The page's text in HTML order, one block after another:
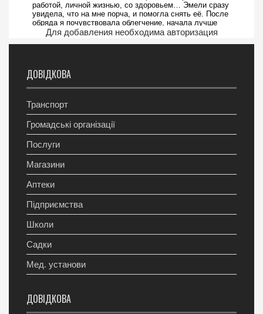
Для добавления необходима авторизация
ДОВІДКОВА
Транспорт
Громадські організації
Послуги
Магазини
Аптеки
Підприємства
Школи
Садки
Мед. установи
ДОВІДКОВА